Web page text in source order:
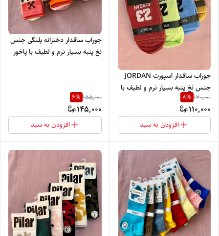
جوراب ساقدار اسپورت JORDAN
جنس نخ پنبه بسیار نرم و لطیف با
پاخور ساده و شیک
120,000
8%
110,000
افزودن به سبد
جوراب ساقدار دخترانه پلنگی جنس
نخ پنبه بسیار نرم و لطیف با پاخور
155,000
6%
145,000
افزودن به سبد